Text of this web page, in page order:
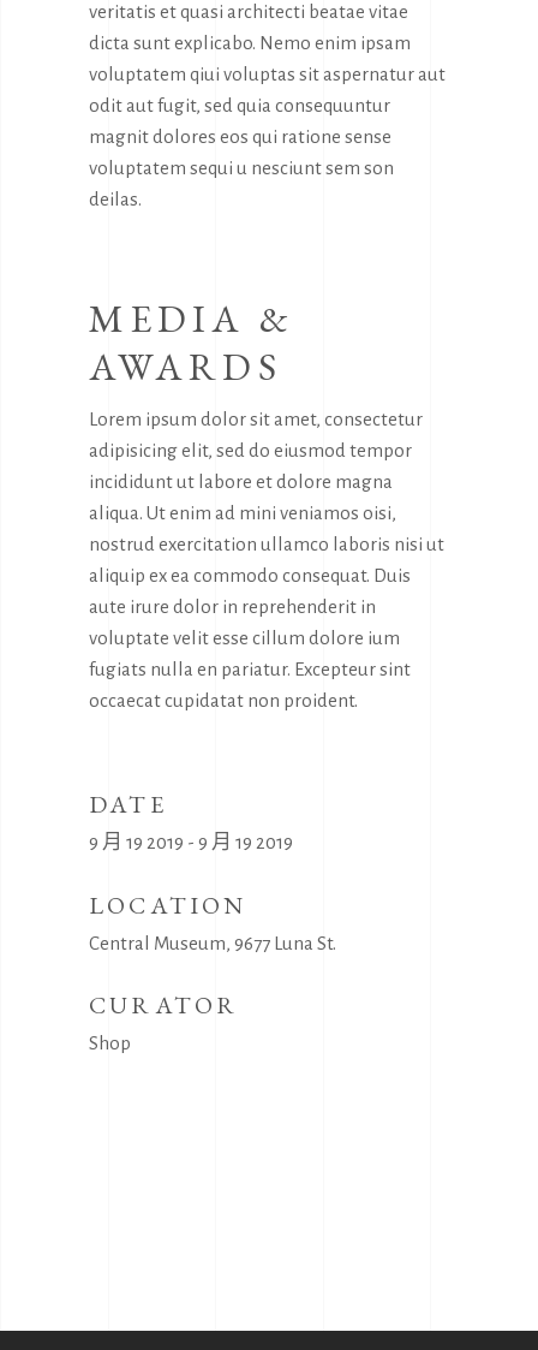
veritatis et quasi architecti beatae vitae
dicta sunt explicabo. Nemo enim ipsam
voluptatem qiui voluptas sit aspernatur aut
odit aut fugit, sed quia consequuntur
magnit dolores eos qui ratione sense
voluptatem sequi u nesciunt sem son
deilas.
MEDIA &
AWARDS
Lorem ipsum dolor sit amet, consectetur
adipisicing elit, sed do eiusmod tempor
incididunt ut labore et dolore magna
aliqua. Ut enim ad mini veniamos oisi,
nostrud exercitation ullamco laboris nisi ut
aliquip ex ea commodo consequat. Duis
aute irure dolor in reprehenderit in
voluptate velit esse cillum dolore ium
fugiats nulla en pariatur. Excepteur sint
occaecat cupidatat non proident.
DATE
9 月 19 2019 - 9 月 19 2019
LOCATION
Central Museum, 9677 Luna St.
CURATOR
Shop